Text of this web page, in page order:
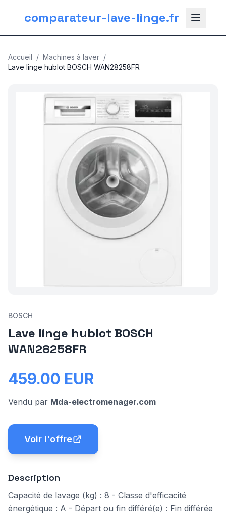
comparateur-lave-linge.fr
Plomberie
Accueil / Machines à laver /
Lave linge hublot BOSCH WAN28258FR
BOSCH
Lave linge hublot BOSCH
WAN28258FR
459.00 EUR
Vendu par Mda-electromenager.com
Voir l'offre
Description
Capacité de lavage (kg) : 8 - Classe d'efficacité
énergétique : A - Départ ou fin différé(e) : Fin différée